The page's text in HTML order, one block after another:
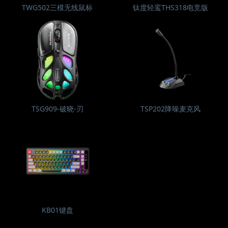
TWG502三模无线鼠标 钛度轻鸾THS318电竞版
TSG909-破晓-刃 TSP202降噪麦克风
KB01键盘